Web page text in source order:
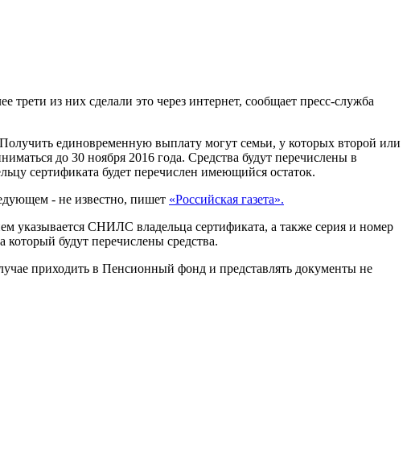
трети из них сделали это через интернет, сообщает пресс-служба
единовременную выплату могут семьи, у которых второй или
до 30 ноября 2016 года. Средства будут перечислены в
сертификата будет перечислен имеющийся остаток.
- не известно, пишет «Российская газета».
указывается СНИЛС владельца сертификата, а также серия и номер
будут перечислены средства.
приходить в Пенсионный фонд и представлять документы не